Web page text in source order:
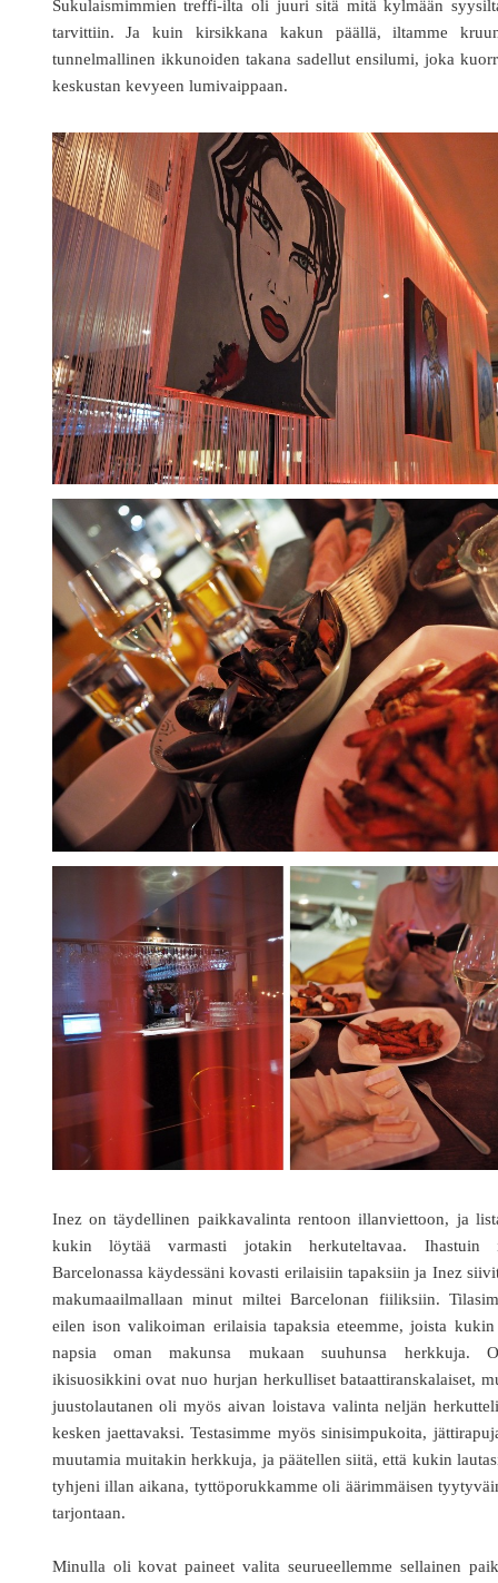
Sukulaismimmien treffi-ilta oli juuri sitä mitä kylmään
tarvittiin. Ja kuin kirsikkana kakun päällä, iltamme
tunnelmallinen ikkunoiden takana sadellut ensilumi, joka
keskustan kevyeen lumivaippaan.
Inez on täydellinen paikkavalinta rentoon illanviettoon, ja
kukin löytää varmasti jotakin herkuteltavaa. Ihastuin
Barcelonassa käydessäni kovasti erilaisiin tapaksiin ja Inez
makumaailmallaan minut miltei Barcelonan fiiliksiin.
eilen ison valikoiman erilaisia tapaksia eteemme, joista kukin
napsia oman makunsa mukaan suuhunsa herkkuja.
ikisuosikkini ovat nuo hurjan herkulliset bataattiranskalaiset,
juustolautanen oli myös aivan loistava valinta neljän
kesken jaettavaksi. Testasimme myös sinisimpukoita,
muutamia muitakin herkkuja, ja päätellen siitä, että kukin
tyhjeni illan aikana, tyttöporukkamme oli äärimmäisen
tarjontaan.
Minulla oli kovat paineet valita seurueellemme sellainen